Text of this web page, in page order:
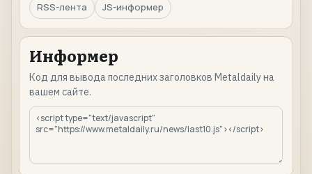
RSS-лента
JS-информер
Информер
Код для вывода последних заголовков Metaldaily на
вашем сайте.